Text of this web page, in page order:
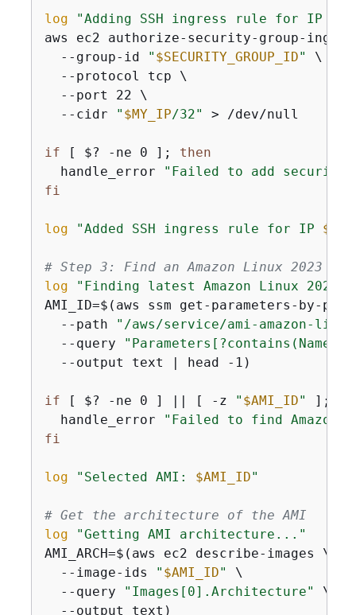
log "Adding SSH ingress rule for IP
aws ec2 authorize-security-group-
  --group-id
" $SECURITY_GROUP_ID"
\
  --protocol tcp \
  --port 22 \
  --cidr
" $MY_IP/32" > /dev/null
if [ $? -ne 0 ]; then
  handle_error
"Failed to add security
fi
log "Added SSH ingress rule for IP
# Step 3: Find an Amazon Linux 2023
log
"Finding latest Amazon Linux 2023
AMI_ID=$(aws ssm get-parameters-by-
  --path
"/aws/service/ami-amazon-
  --query
  --output text | head -1)
if [ $? -ne 0 ] || [ -z " $AMI_ID" ];
  handle_error
"Failed to find Amazon
fi
log "Selected AMI: $AMI_ID"
# Get the architecture of the AMI
log
"Getting AMI architecture..."
AMI_ARCH=$(aws ec2 describe-images \
  --image-ids
" $AMI_ID"
\
  --query
"Images[0].Architecture"
\
  --output text)